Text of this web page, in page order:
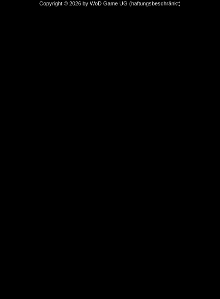
Copyright © 2026 by WoD Game UG (haftungsbeschränkt)